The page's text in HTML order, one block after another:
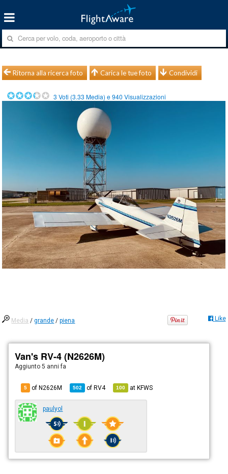
Ritorna alla ricerca foto Carica le tue foto Condividi
3 Voti (3.33 Media) e940 Visualizzazioni
Media /grande /piena Like
Van's RV-4 (N2626M)
Aggiunto5 anni fa
5 of N2626M 502 ofRV4 100 atKFWS
paulyol